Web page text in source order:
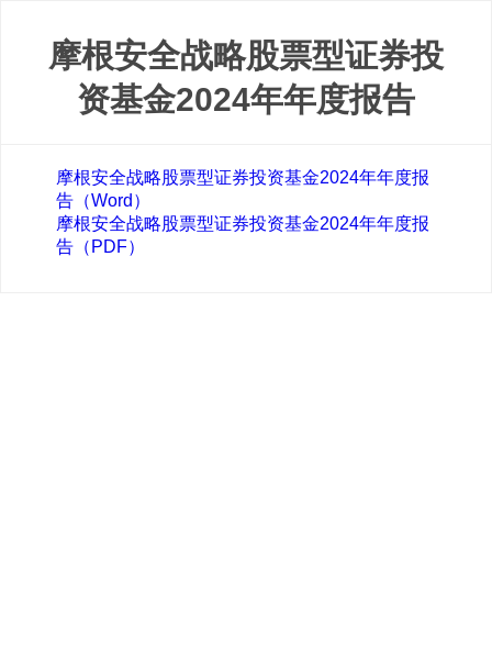
摩根安全战略股票型证券投
资基金2024年年度报告
摩根安全战略股票型证券投资基金2024年年度报
告（Word）
摩根安全战略股票型证券投资基金2024年年度报
告（PDF）